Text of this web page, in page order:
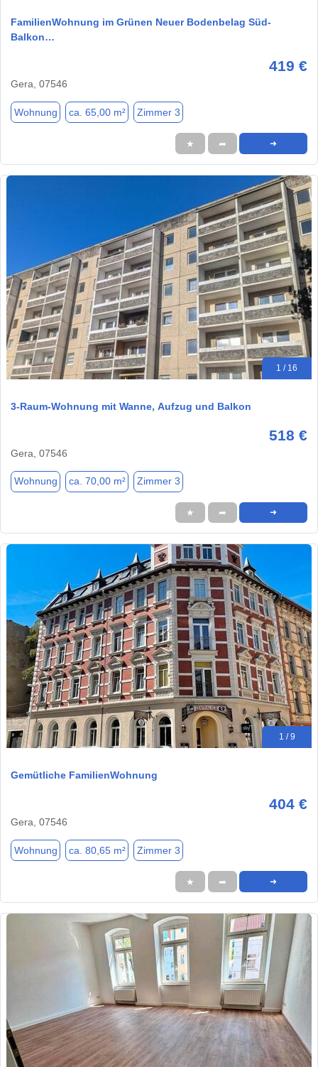
FamilienWohnung im Grünen Neuer Bodenbelag Süd-
Balkon…
419 €
Gera, 07546
Wohnung ca. 65,00 m² Zimmer 3
★ ➦ ➜
1 / 16
3-Raum-Wohnung mit Wanne, Aufzug und Balkon
518 €
Gera, 07546
Wohnung ca. 70,00 m² Zimmer 3
★ ➦ ➜
1 / 9
Gemütliche FamilienWohnung
404 €
Gera, 07546
Wohnung ca. 80,65 m² Zimmer 3
★ ➦ ➜